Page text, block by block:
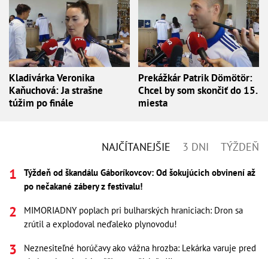
Kladivárka Veronika
Kaňuchová: Ja strašne
túžim po finále
Prekážkár Patrik Dömötör:
Chcel by som skončiť do 15.
miesta
NAJČÍTANEJŠIE 3 DNI TÝŽDEŇ
Týždeň od škandálu Gáboríkovcov: Od šokujúcich obvinení až
po nečakané zábery z festivalu!
MIMORIADNY poplach pri bulharských hraniciach: Dron sa
zrútil a explodoval neďaleko plynovodu!
Neznesiteľné horúčavy ako vážna hrozba: Lekárka varuje pred